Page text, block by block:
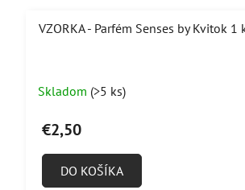
VZORKA - Parfém Senses by Kvitok 1
hodnotenie
produktu
z
Skladom (>5 ks)
€2,50
DO KOŠÍKA